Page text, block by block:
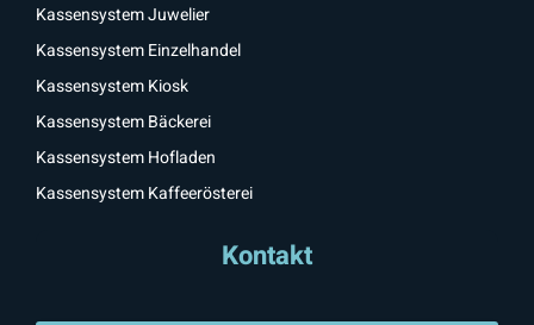
Kassensystem Juwelier
Kassensystem Einzelhandel
Kassensystem Kiosk
Kassensystem Bäckerei
Kassensystem Hofladen
Kassensystem Kaffeerösterei
Kontakt